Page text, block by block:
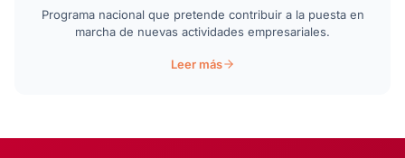
Programa nacional que pretende contribuir a la puesta en
marcha de nuevas actividades empresariales.
Leer más